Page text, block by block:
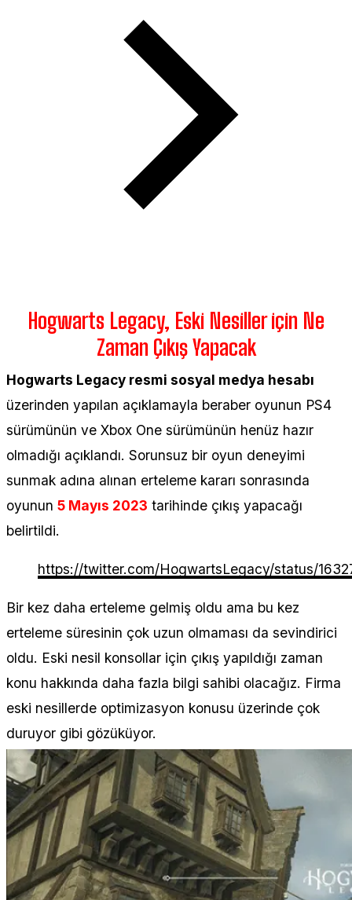
Hogwarts Legacy, Eski Nesiller için Ne
Zaman Çıkış Yapacak
Hogwarts Legacy resmi sosyal medya hesabı
üzerinden yapılan açıklamayla beraber oyunun PS4
sürümünün ve Xbox One sürümünün henüz hazır
olmadığı açıklandı. Sorunsuz bir oyun deneyimi
sunmak adına alınan erteleme kararı sonrasında
oyunun 5 Mayıs 2023 tarihinde çıkış yapacağı
belirtildi.
https://twitter.com/HogwartsLegacy/status/
Bir kez daha erteleme gelmiş oldu ama bu kez
erteleme süresinin çok uzun olmaması da sevindirici
oldu. Eski nesil konsollar için çıkış yapıldığı zaman
konu hakkında daha fazla bilgi sahibi olacağız. Firma
eski nesillerde optimizasyon konusu üzerinde çok
duruyor gibi gözüküyor.